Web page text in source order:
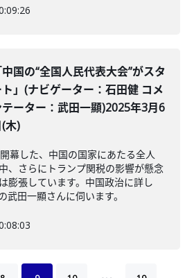
中国の“全国人民代表大会”がスタ
ト」(ナビゲーター：石田健 コメ
テーター：武田一顯)2025年3月6
(木)
幕した、中国の国家にあたる全人
、さらにトランプ関税の影響が懸念
膨張しています。中国政治に詳し
武田一顯さんに伺います。
…